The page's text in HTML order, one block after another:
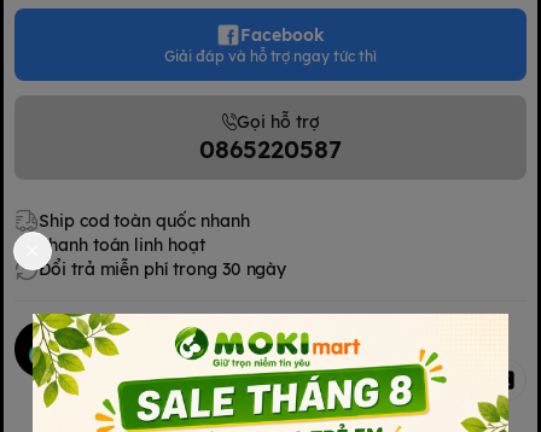
Facebook
Giải đáp và hỗ trợ ngay tức thì
Gọi hỗ trợ
0865220587
Ship cod toàn quốc nhanh
Thanh toán linh hoạt
Đổi trả miễn phí trong 30 ngày
Mokimart Office
Kết nối với chúng tôi
Kết nối với chúng tôi
Chia sẻ